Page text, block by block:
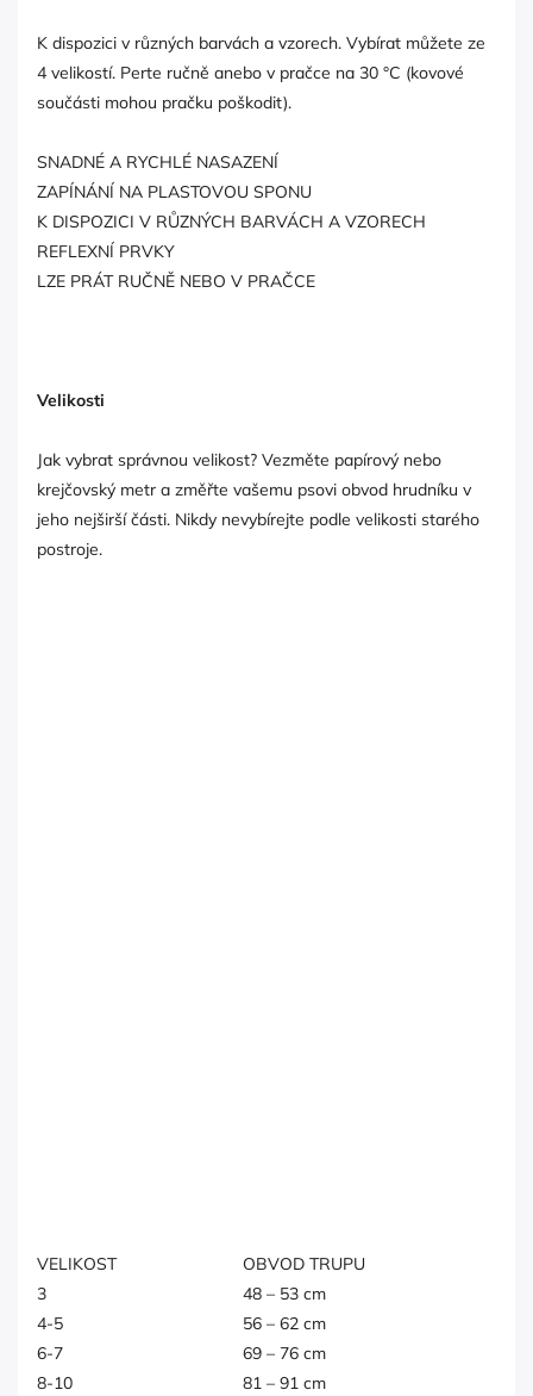
K dispozici v různých barvách a vzorech. Vybírat můžete ze
4 velikostí. Perte ručně anebo v pračce na 30 °C (kovové
součásti mohou pračku poškodit).
SNADNÉ A RYCHLÉ NASAZENÍ
ZAPÍNÁNÍ NA PLASTOVOU SPONU
K DISPOZICI V RŮZNÝCH BARVÁCH A VZORECH
REFLEXNÍ PRVKY
LZE PRÁT RUČNĚ NEBO V PRAČCE
Velikosti
Jak vybrat správnou velikost? Vezměte papírový nebo
krejčovský metr a změřte vašemu psovi obvod hrudníku v
jeho nejširší části. Nikdy nevybírejte podle velikosti starého
postroje.
VELIKOST
OBVOD TRUPU
3
48 – 53 cm
4-5
56 – 62 cm
6-7
69 – 76 cm
8-10
81 – 91 cm